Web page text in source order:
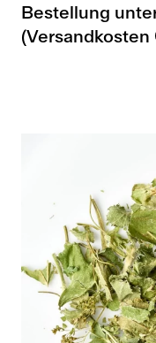
Bestellung
(Versandkosten